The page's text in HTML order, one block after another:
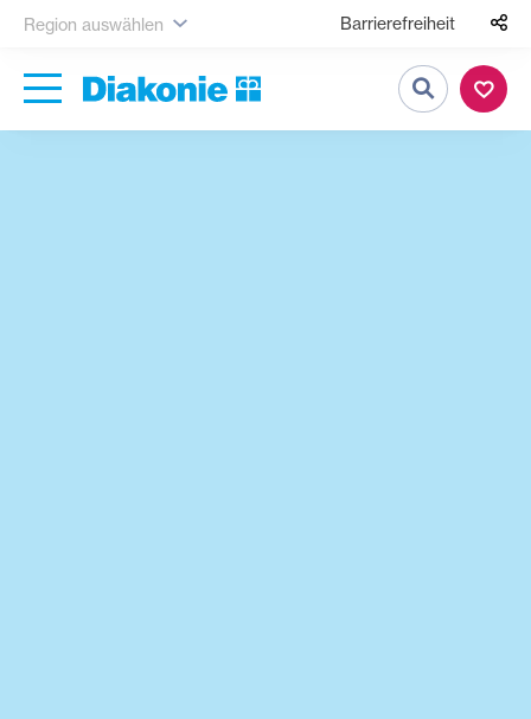
Region auswählen Barrierefreiheit
Suche